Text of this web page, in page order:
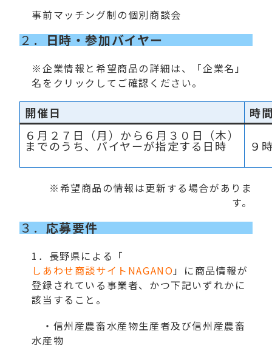
事前マッチング制の個別商談会
２．日時・参加バイヤー
※企業情報と希望商品の詳細は、「企業名」
名をクリックしてご確認ください。
開催日
時
６月２７日（月）から６月３０日（木）
までのうち、バイヤーが指定する日時 ９
※希望商品の情報は更新する場合がありま
す。
３．応募要件
1．長野県による「
しあわせ商談サイトNAGANO 」に商品情報が
登録されている事業者、かつ下記いずれかに
該当すること。
・信州産農畜水産物生産者及び信州産農畜
水産物